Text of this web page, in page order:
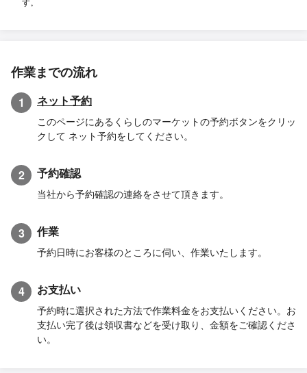
作業までの流れ
1 ネット予約
このページにあるくらしのマーケットの予約ボタンをクリッ
クして ネット予約をしてください。
2 予約確認
当社から予約確認の連絡をさせて頂きます。
3 作業
予約日時にお客様のところに伺い、作業いたします。
4 お支払い
予約時に選択された方法で作業料金をお支払いください。お
支払い完了後は領収書などを受け取り、金額をご確認くださ
い。